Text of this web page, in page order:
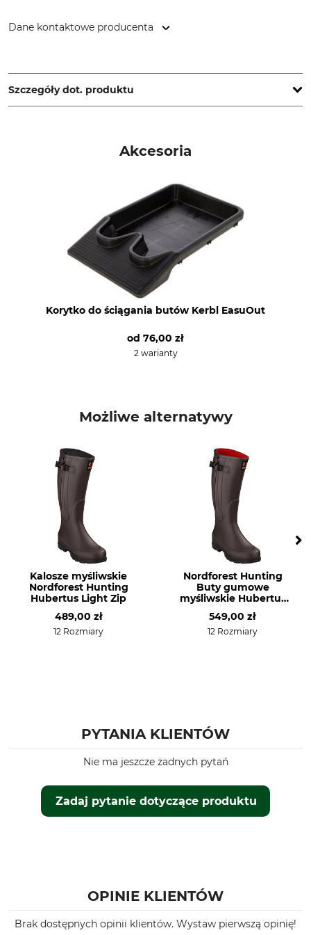
Dane kontaktowe producenta
Germany, www.aigle.com/eu
Szczegóły dot. produktu
Parcours 2 Women
Pora roku
Całoroczny
Rozmiar buta (EU)
Produkcja
Made in France
40
Akcesoria
Korytko do ściągania butów Kerbl EasuOut
od 76,00 zł
2 warianty
Możliwe alternatywy
Kalosze myśliwskie
Nordforest Hunting
Hubertus Light Zip
489,00 zł
12 Rozmiary
Nordforest Hunting
Buty gumowe
myśliwskie Hubertus
549,00 zł
12 Rozmiary
PYTANIA KLIENTÓW
Zadaj pytanie dotyczące produktu
Nie ma jeszcze żadnych pytań
OPINIE KLIENTÓW
Brak dostępnych opinii klientów. Wystaw pierwszą opinię!